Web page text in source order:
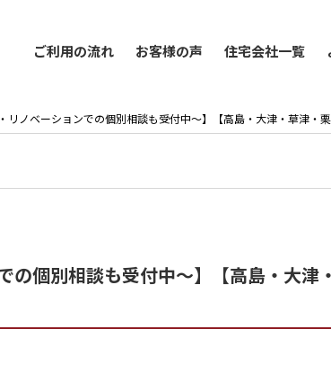
ご利用の流れ お客様の声 住宅会社一覧
リノベーションでの個別相談も受付中～】【高島・大津・草津・
の個別相談も受付中～】【高島・大津